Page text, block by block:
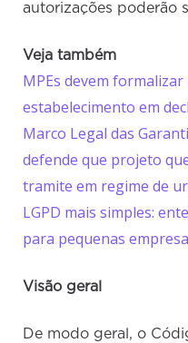
autorizações poderão
Veja também
MPEs devem
estabelecimento em
Marco Legal das
defende que projeto
tramite em regime de
LGPD mais simples:
para pequenas
Visão geral
De modo geral, o